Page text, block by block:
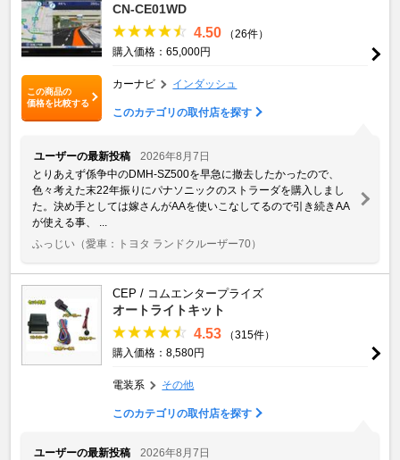
この商品の
価格を比較する
CN-CE01WD
4.50
（26件）
購入価格：65,000円
カーナビ インダッシュ
このカテゴリの取付店を探す
ユーザーの最新投稿
2026年8月7日
とりあえず係争中のDMH-SZ500を早急に撤去したかったので、
色々考えた末22年振りにパナソニックのストラーダを購入しまし
た。決め手としては嫁さんがAAを使いこなしてるので引き続きAA
が使える事、 ...
ふっじい （愛車：トヨタ ランドクルーザー70）
CEP / コムエンタープライズ
オートライトキット
4.53
（315件）
購入価格：8,580円
電装系 その他
このカテゴリの取付店を探す
ユーザーの最新投稿
2026年8月7日